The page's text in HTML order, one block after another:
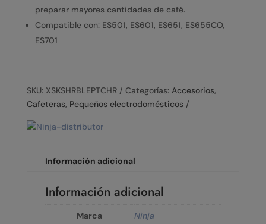
preparar mayores cantidades de café.
Compatible con: ES501, ES601, ES651, ES655CO,
ES701
SKU: XSKSHRBLEPTCHR Categorías: Accesorios,
Cafeteras, Pequeños electrodomésticos
Información adicional
Información adicional
Marca Ninja